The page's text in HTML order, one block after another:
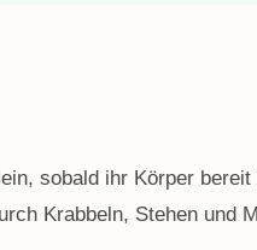
sobald ihr Körper
Krabbeln, Stehen und